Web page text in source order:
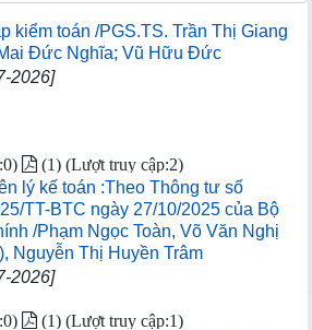
kiểm toán /PGS.TS. Trần Thị Giang
Đức Nghĩa; Vũ Hữu Đức
2026]
(1) (Lượt truy cập:2)
lý kế toán :Theo Thông tư số
TT-BTC ngày 27/10/2025 của Bộ
/Phạm Ngọc Toàn, Võ Văn Nghị
Nguyễn Thị Huyền Trâm
2026]
(1) (Lượt truy cập:1)